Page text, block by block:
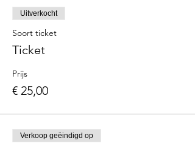
Uitverkocht
Soort ticket
Ticket
Prijs
€ 25,00
Verkoop geëindigd op